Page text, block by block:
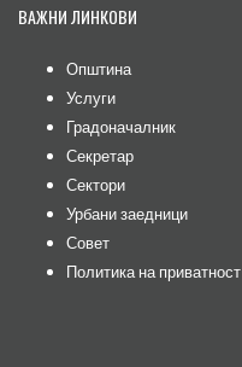
ВАЖНИ ЛИНКОВИ
Општина
Услуги
Градоначалник
Секретар
Сектори
Урбани заедници
Совет
Политика на приватност